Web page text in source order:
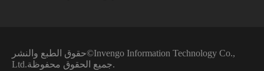
حقوق الطبع والنشر©Invengo Information Technology Co.,
Ltd.
جميع الحقوق محفوظة.